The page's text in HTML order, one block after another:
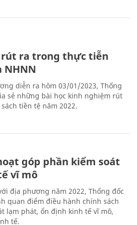
rút ra trong thực tiễn
NHNN
diễn ra hôm 03/01/2023, Thống
sẻ những bài học kinh nghiệm rút
tiền tệ năm 2022.
góp phần kiểm soát
vĩ mô
địa phương năm 2022, Thống đốc
quan điểm điều hành chính sách
lạm phát, ổn định kinh tế vĩ mô,
tế.